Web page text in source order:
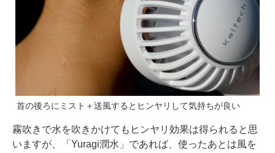
首の後ろにミスト＋送風するとヒンヤリして気持ちが良い
霧吹きで水を吹きかけてもヒンヤリ効果は得られると思
いますが、「Yuragi潤水」であれば、使ったあとは風を